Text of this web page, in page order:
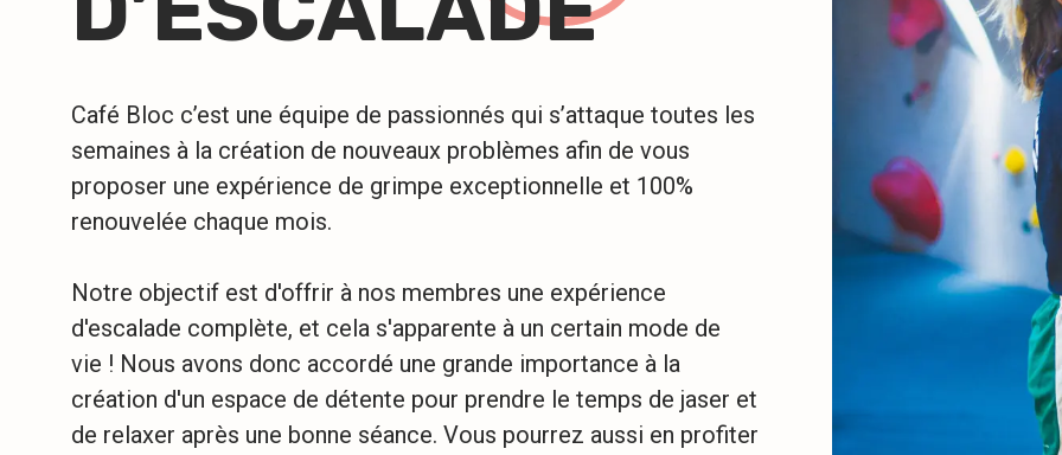
Café Bloc c’est une équipe de passionnés qui s’attaque toutes les
semaines à la création de nouveaux problèmes afin de vous
proposer une expérience de grimpe exceptionnelle et 100%
renouvelée chaque mois.
Notre objectif est d'offrir à nos membres une expérience
d'escalade complète, et cela s'apparente à un certain mode de
vie ! Nous avons donc accordé une grande importance à la
création d'un espace de détente pour prendre le temps de jaser et
de relaxer après une bonne séance. Vous pourrez aussi en profiter